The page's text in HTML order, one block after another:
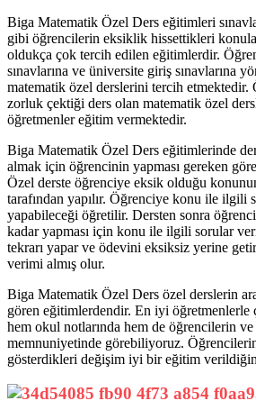
Biga Matematik Özel Ders eğitimleri
gibi öğrencilerin eksiklik hissettikleri
oldukça çok tercih edilen eğitimlerdir.
sınavlarına ve üniversite giriş sınavlarına
matematik özel derslerini tercih etmektedir.
zorluk çektiği ders olan matematik özel
öğretmenler eğitim vermektedir.
Biga Matematik Özel Ders eğitimlerinde
almak için öğrencinin yapması gereken
Özel derste öğrenciye eksik olduğu
tarafından yapılır. Öğrenciye konu ile ilgili
yapabileceği öğretilir. Dersten sonra
kadar yapması için konu ile ilgili sorular
tekrarı yapar ve ödevini eksiksiz yerine
verimi almış olur.
Biga Matematik Özel Ders özel derslerin
gören eğitimlerdendir. En iyi öğretmenlerle
hem okul notlarında hem de öğrencilerin
memnuniyetinde görebiliyoruz.
gösterdikleri değişim iyi bir eğitim